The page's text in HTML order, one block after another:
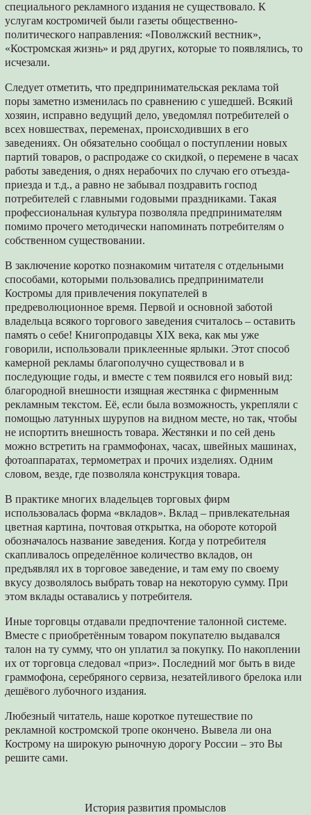
специального рекламного издания не существовало. К
услугам костромичей были газеты общественно-
политического направления: «Поволжский вестник»,
«Костромская жизнь» и ряд других, которые то появлялись, то
исчезали.
Следует отметить, что предпринимательская реклама той
поры заметно изменилась по сравнению с ушедшей. Всякий
хозяин, исправно ведущий дело, уведомлял потребителей о
всех новшествах, переменах, происходивших в его
заведениях. Он обязательно сообщал о поступлении новых
партий товаров, о распродаже со скидкой, о перемене в часах
работы заведения, о днях нерабочих по случаю его отъезда-
приезда и т.д., а равно не забывал поздравить господ
потребителей с главными годовыми праздниками. Такая
профессиональная культура позволяла предпринимателям
помимо прочего методически напоминать потребителям о
собственном существовании.
В заключение коротко познакомим читателя с отдельными
способами, которыми пользовались предприниматели
Костромы для привлечения покупателей в
предреволюционное время. Первой и основной заботой
владельца всякого торгового заведения считалось – оставить
память о себе! Книгопродавцы XIX века, как мы уже
говорили, использовали приклеенные ярлыки. Этот способ
камерной рекламы благополучно существовал и в
последующие годы, и вместе с тем появился его новый вид:
благородной внешности изящная жестянка с фирменным
рекламным текстом. Её, если была возможность, укрепляли с
помощью латунных шурупов на видном месте, но так, чтобы
не испортить внешность товара. Жестянки и по сей день
можно встретить на граммофонах, часах, швейных машинах,
фотоаппаратах, термометрах и прочих изделиях. Одним
словом, везде, где позволяла конструкция товара.
В практике многих владельцев торговых фирм
использовалась форма «вкладов». Вклад – привлекательная
цветная картина, почтовая открытка, на обороте которой
обозначалось название заведения. Когда у потребителя
скапливалось определённое количество вкладов, он
предъявлял их в торговое заведение, и там ему по своему
вкусу дозволялось выбрать товар на некоторую сумму. При
этом вклады оставались у потребителя.
Иные торговцы отдавали предпочтение талонной системе.
Вместе с приобретённым товаром покупателю выдавался
талон на ту сумму, что он уплатил за покупку. По накоплении
их от торговца следовал «приз». Последний мог быть в виде
граммофона, серебряного сервиза, незатейливого брелока или
дешёвого лубочного издания.
Любезный читатель, наше короткое путешествие по
рекламной костромской тропе окончено. Вывела ли она
Кострому на широкую рыночную дорогу России – это Вы
решите сами.
История развития промыслов